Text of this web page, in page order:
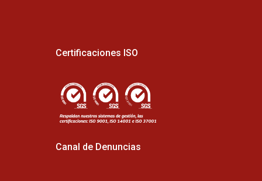
Certificaciones ISO
Canal de Denuncias